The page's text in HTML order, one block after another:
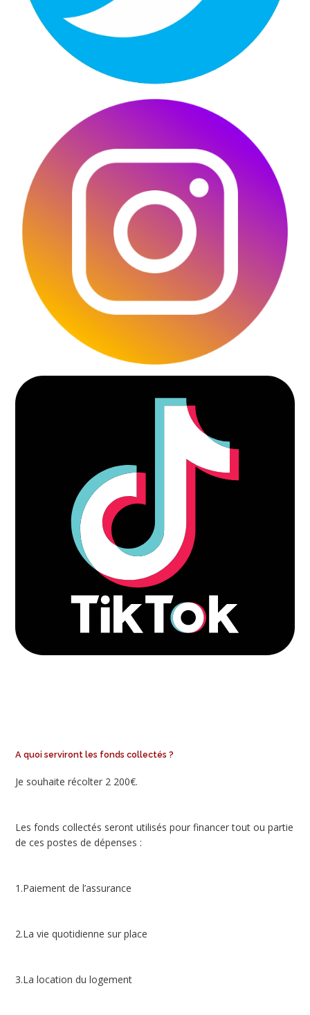
A quoi serviront les fonds collectés ?
Je souhaite récolter 2 200€.
Les fonds collectés seront utilisés pour financer tout ou partie
de ces postes de dépenses :
1.Paiement de l’assurance
2.La vie quotidienne sur place
3.La location du logement